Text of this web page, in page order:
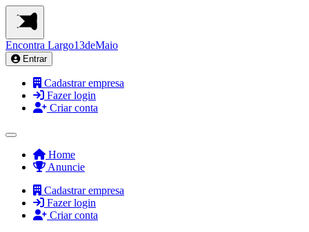
Encontra Largo13deMaio
Entrar
Cadastrar empresa
Fazer login
Criar conta
Home
Anuncie
Cadastrar empresa
Fazer login
Criar conta